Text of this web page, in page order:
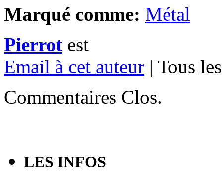
Marqué comme: Métal
Pierrot est
Email à cet auteur | Tous
Commentaires Clos.
LES INFOS